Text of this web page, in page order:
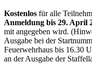
Kostenlos für alle
Anmeldung bis 29. April
mit angegeben wird.
Ausgabe bei der
Feuerwehrhaus bis 16.30
an der Ausgabe der